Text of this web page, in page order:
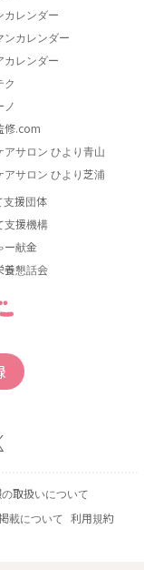
カレンダー
ンカレンダー
カレンダー
ク
ノ
修.com
アサロン ひより青山
アサロン ひより芝浦
支援団体
支援機構
ー献金
養懇話会
取扱いについて
載について 利用規約